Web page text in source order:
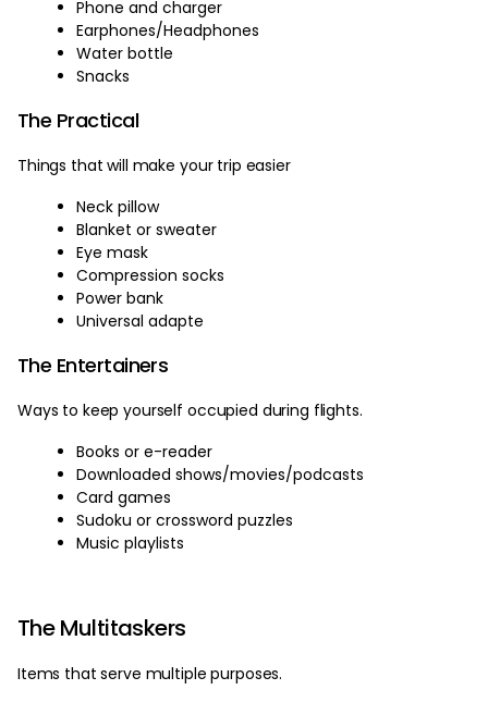
Phone and charger
Earphones/Headphones
Water bottle
Snacks
The Practical
Things that will make your trip easier
Neck pillow
Blanket or sweater
Eye mask
Compression socks
Power bank
Universal adapte
The Entertainers
Ways to keep yourself occupied during flights.
Books or e-reader
Downloaded shows/movies/podcasts
Card games
Sudoku or crossword puzzles
Music playlists
The Multitaskers
Items that serve multiple purposes.